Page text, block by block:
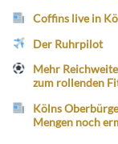
Coffins live in
Der Ruhrpilot
Mehr
zum rollenden
Kölns
Mengen noch